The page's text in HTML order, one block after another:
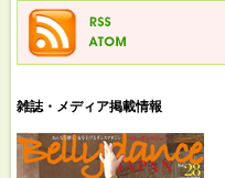
雑誌・メディア掲載情報